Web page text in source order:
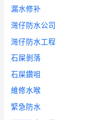
漏水修补
灣仔防水公司
灣仔防水工程
石屎剝落
石屎鑽咀
維修水喉
緊急防水